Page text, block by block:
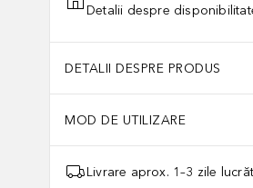
Detalii despre
DETALII DESPRE PRODUS
MOD DE UTILIZARE
Livrare aprox. 1–3 zile